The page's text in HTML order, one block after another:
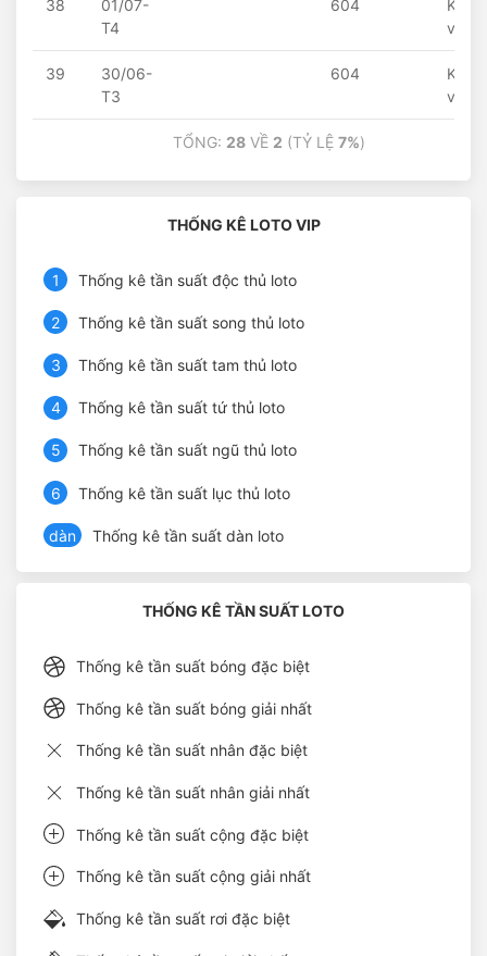
38
01/07-
T4
604
về
39
30/06-
T3
604
về
TỔNG: 28 VỀ 2 (TỶ LỆ 7%)
THỐNG KÊ LOTO VIP
1 Thống kê tần suất độc thủ loto
2 Thống kê tần suất song thủ loto
3 Thống kê tần suất tam thủ loto
4 Thống kê tần suất tứ thủ loto
5 Thống kê tần suất ngũ thủ loto
6 Thống kê tần suất lục thủ loto
dàn Thống kê tần suất dàn loto
THỐNG KÊ TẦN SUẤT LOTO
Thống kê tần suất bóng đặc biệt
Thống kê tần suất bóng giải nhất
Thống kê tần suất nhân đặc biệt
Thống kê tần suất nhân giải nhất
Thống kê tần suất cộng đặc biệt
Thống kê tần suất cộng giải nhất
Thống kê tần suất rơi đặc biệt